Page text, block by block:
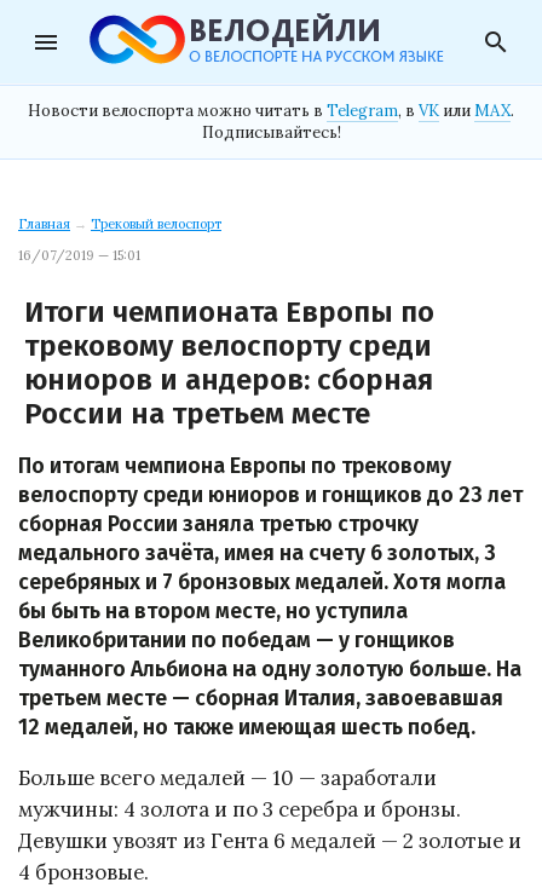
menu search
Новости велоспорта можно читать в Telegram, в VK илиMAX.
Подписывайтесь!
Главная → Трековый велоспорт
16/07/2019 — 15:01
Итоги чемпионата Европы по
трековому велоспорту среди
юниоров и андеров: сборная
России на третьем месте
По итогам чемпиона Европы по трековому
велоспорту среди юниоров и гонщиков до 23 лет
сборная России заняла третью строчку
медального зачёта, имея на счету 6 золотых, 3
серебряных и 7 бронзовых медалей. Хотя могла
бы быть на втором месте, но уступила
Великобритании по победам — у гонщиков
туманного Альбиона на одну золотую больше. На
третьем месте — сборная Италия, завоевавшая
12 медалей, но также имеющая шесть побед.
Больше всего медалей — 10 — заработали
мужчины: 4 золота и по 3 серебра и бронзы.
Девушки увозят из Гента 6 медалей — 2 золотые и
4 бронзовые.